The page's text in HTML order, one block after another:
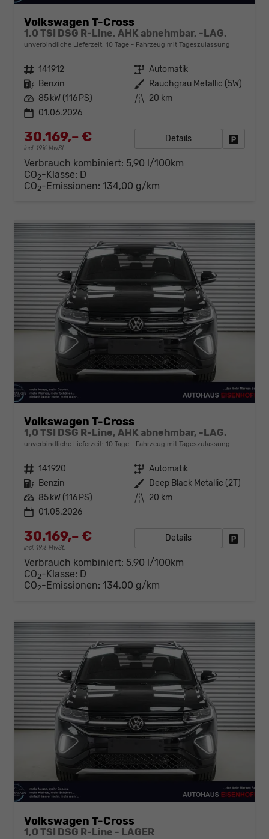
Volkswagen T-Cross
1,0 TSI DSG R-Line, AHK abnehmbar, -LAG.
unverbindliche Lieferzeit: 10 Tage Fahrzeug mit Tageszulassung
Fahrzeugnr. 141912 Getriebe Automatik
Kraftstoff Benzin Außenfarbe Rauchgrau Metallic (5W)
Leistung 85 kW (116 PS) Kilometerstand 20 km
01.06.2026
30.169,– €
incl. 19% MwSt.
Details
Verbrauch kombiniert: 5,90 l/100km
CO2-Klasse: D
CO2-Emissionen: 134,00 g/km
Volkswagen T-Cross
1,0 TSI DSG R-Line, AHK abnehmbar, -LAG.
unverbindliche Lieferzeit: 10 Tage Fahrzeug mit Tageszulassung
Fahrzeugnr. 141920 Getriebe Automatik
Kraftstoff Benzin Außenfarbe Deep Black Metallic (2T)
Leistung 85 kW (116 PS) Kilometerstand 20 km
01.05.2026
30.169,– €
incl. 19% MwSt.
Details
Verbrauch kombiniert: 5,90 l/100km
CO2-Klasse: D
CO2-Emissionen: 134,00 g/km
Volkswagen T-Cross
1,0 TSI DSG R-Line - LAGER